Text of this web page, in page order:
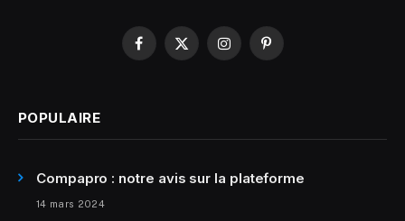
Facebook
X
InstagramPinterest
POPULAIRE
Compapro : notre avis sur la plateforme
14 mars 2024